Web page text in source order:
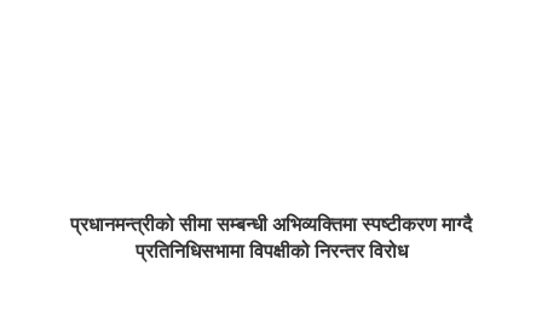
प्रधानमन्त्रीको सीमा सम्बन्धी अभिव्यक्तिमा स्पष्टीकरण माग्दै
प्रतिनिधिसभामा विपक्षीको निरन्तर विरोध